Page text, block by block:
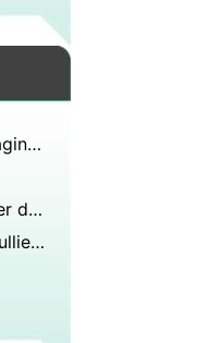
Hvordan utvikle Childrens Imagination
Effekten av foreldre som driller deres barn
Kesha Reveals Social Media Bullies bidro til hennes spiseforstyrrelse